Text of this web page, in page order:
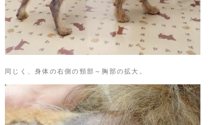
同じく、身体の右側の頸部～胸部の拡大。